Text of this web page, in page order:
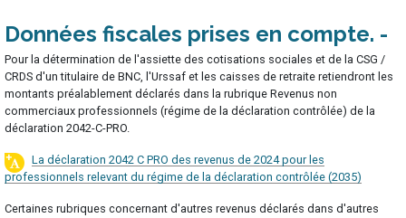
Données fiscales prises en compte
Pour la détermination de l'assiette des cotisations sociales et de la CSG /
CRDS d'un titulaire de BNC, l'Urssaf et les caisses de retraite retiendront les
montants préalablement déclarés dans la rubrique Revenus non
commerciaux professionnels (régime de la déclaration contrôlée) de la
déclaration 2042-C-PRO.
La déclaration 2042 C PRO des revenus de 2024 pour les
professionnels relevant du régime de la déclaration contrôlée (2035)
Certaines rubriques concernant d'autres revenus déclarés dans d'autres